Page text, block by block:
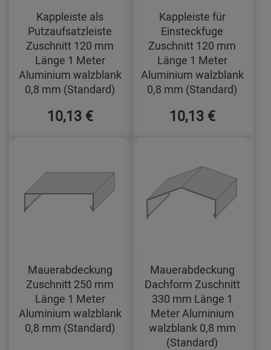
Kappleiste als
Putzaufsatzleiste
Zuschnitt 120 mm
Länge 1 Meter
Aluminium walzblank
0,8 mm (Standard)
10,13 €
Kappleiste für
Einsteckfuge
Zuschnitt 120 mm
Länge 1 Meter
Aluminium walzblank
0,8 mm (Standard)
10,13 €
Mauerabdeckung
Zuschnitt 250 mm
Länge 1 Meter
Aluminium walzblank
0,8 mm (Standard)
Mauerabdeckung
Dachform Zuschnitt
330 mm Länge 1
Meter Aluminium
walzblank 0,8 mm
(Standard)